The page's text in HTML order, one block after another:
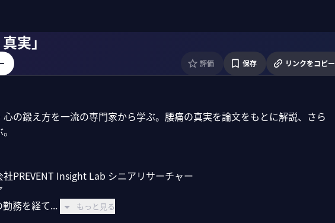
実」
評価 保存 リンクをコピー
の鍛え方を一流の専門家から学ぶ。腰痛の真実を論文をもとに解説、さら
PREVENT Insight Lab シニアリサーチャー
務を経て...
もっと見る